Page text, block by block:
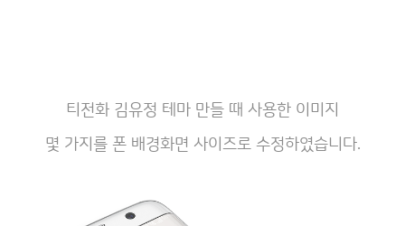
티전화 김유정 테마 만들 때 사용한 이미지
몇 가지를 폰 배경화면 사이즈로 수정하였습니다.